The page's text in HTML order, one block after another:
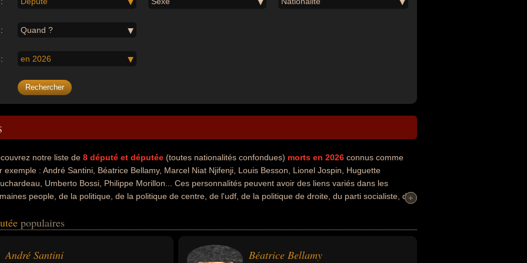
Quand ?
en 2026
notre liste de 8 député et députée (toutes nationalités confondues) morts en 2026 connus comme
exemple : André Santini, Béatrice Bellamy, Marcel Niat Njifenji, Louis Besson, Lionel Jospin, Huguette
Umberto Bossi, Philippe Morillon... Ces personnalités peuvent avoir des liens variés dans les
people, de la politique, de la politique de centre, de l'udf, de la politique de droite, du parti socialiste, de
peuvent également avoir été centriste, homme d'état, homme politique, maire, ministre, ministre de la
général, socialiste, artiste, auteur d'ouvrages politiques, écrivain, ministre d'État, ministre de l'éducation,
président d'un parti politique, biographe, candidat à une élection politique, éditeur, enseignant, homme d'affaire,
+
+
populaires
André Santini Béatrice Bellamy